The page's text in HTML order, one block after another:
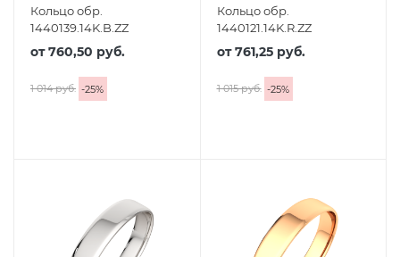
Кольцо обр.
1440139.14K.B.ZZ
от760,50 руб.
1 014 руб. -25%
Кольцо обр.
1440121.14K.R.ZZ
от761,25 руб.
1 015 руб. -25%